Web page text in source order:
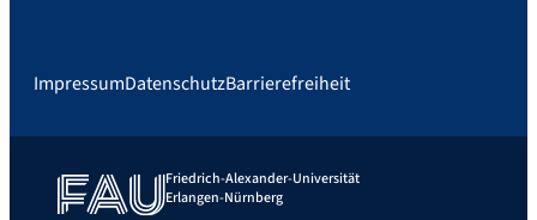
ImpressumDatenschutzBarrierefreiheit
Friedrich-Alexander-Universität
Erlangen-Nürnberg